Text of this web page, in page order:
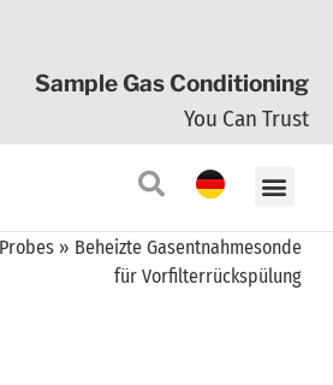
Sample Gas Conditioning
You Can Trust
» Beheizte Gasentnahmesonde
für Vorfilterrückspülung